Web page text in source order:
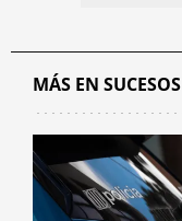
MÁS EN SUCESOS